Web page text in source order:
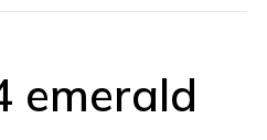
emerald